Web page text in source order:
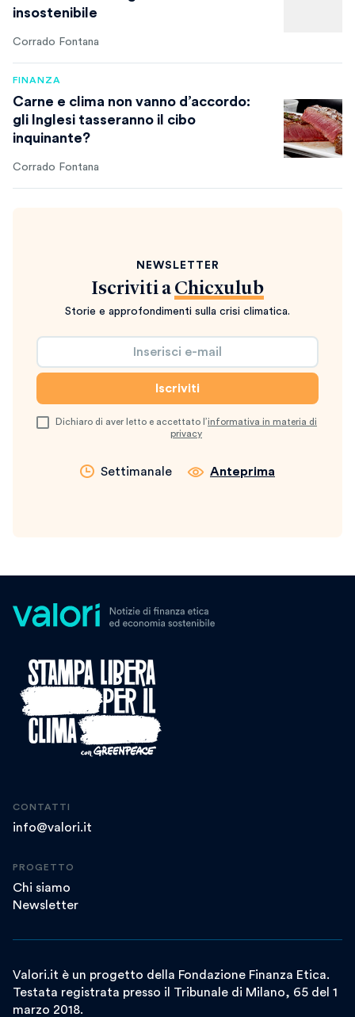
insostenibile
Corrado Fontana
FINANZA
Carne e clima non vanno d’accordo:
gli Inglesi tasseranno il cibo
inquinante?
Corrado Fontana
NEWSLETTER
Iscriviti a Chicxulub
Storie e approfondimenti sulla crisi climatica.
Dichiaro di aver letto e accettato l’informativa in materia di
privacy
Settimanale Anteprima
CONTATTI
info@valori.it
PROGETTO
Chi siamo
Newsletter
Valori.it è un progetto della Fondazione Finanza Etica.
Testata registrata presso il Tribunale di Milano, 65 del 1
marzo 2018.